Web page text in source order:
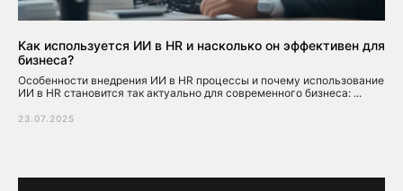
Как используется ИИ в HR и насколько он эффективен для
бизнеса?
Особенности внедрения ИИ в HR процессы и почему использование
ИИ в HR становится так актуально для современного бизнеса: ...
23.07.2025